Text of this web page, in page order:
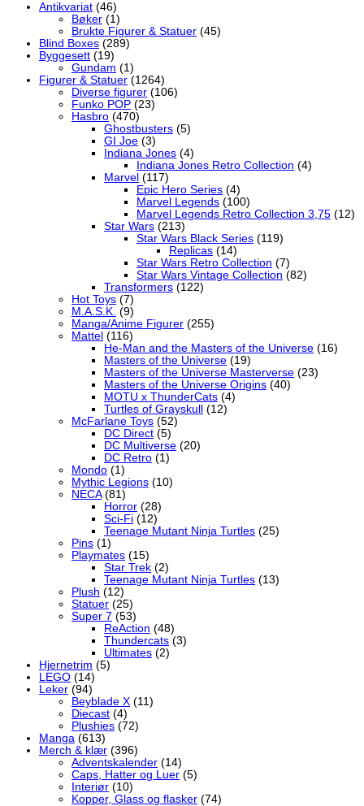
Antikvariat (46)
Bøker (1)
Brukte Figurer & Statuer (45)
Blind Boxes (289)
Byggesett (19)
Gundam (1)
Figurer & Statuer (1264)
Diverse figurer (106)
Funko POP (23)
Hasbro (470)
Ghostbusters (5)
GI Joe (3)
Indiana Jones (4)
Indiana Jones Retro Collection (4)
Marvel (117)
Epic Hero Series (4)
Marvel Legends (100)
Marvel Legends Retro Collection 3,75 (12)
Star Wars (213)
Star Wars Black Series (119)
Replicas (14)
Star Wars Retro Collection (7)
Star Wars Vintage Collection (82)
Transformers (122)
Hot Toys (7)
M.A.S.K. (9)
Manga/Anime Figurer (255)
Mattel (116)
He-Man and the Masters of the Universe (16)
Masters of the Universe (19)
Masters of the Universe Masterverse (23)
Masters of the Universe Origins (40)
MOTU x ThunderCats (4)
Turtles of Grayskull
(12)
McFarlane Toys (52)
DC Direct (5)
DC Multiverse (20)
DC Retro (1)
Mondo (1)
Mythic Legions (10)
NECA (81)
Horror (28)
Sci-Fi (12)
Teenage Mutant Ninja Turtles (25)
Pins (1)
Playmates (15)
Star Trek (2)
Teenage Mutant Ninja Turtles (13)
Plush (12)
Statuer (25)
Super 7 (53)
ReAction (48)
Thundercats (3)
Ultimates (2)
Hjernetrim (5)
LEGO (14)
Leker (94)
Beyblade X (11)
Diecast (4)
Plushies (72)
Manga (613)
Merch & klær (396)
Adventskalender (14)
Caps, Hatter og Luer (5)
Interiør (10)
Kopper, Glass og flasker (74)